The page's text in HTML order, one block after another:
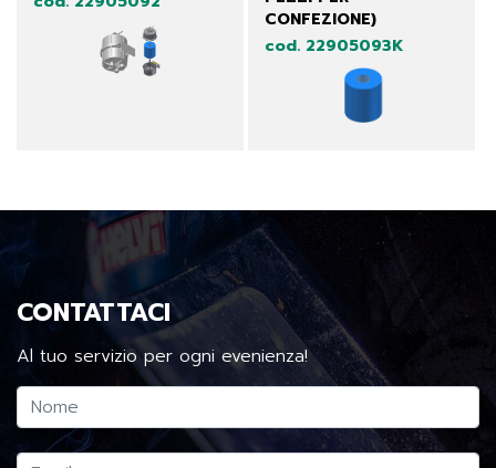
CONFEZIONE)
cod. 22905093K
CONTATTACI
Al tuo servizio per ogni evenienza!